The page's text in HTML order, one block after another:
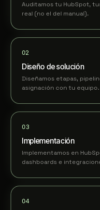
Auditamos tu HubSpot,
real (no el del manual).
Diseño de solución
Diseñamos etapas,
asignación con tu equipo.
Implementación
Implementamos en
dashboards e